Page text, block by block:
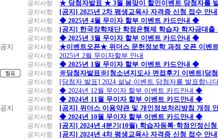
공지사항
★ 당첨자발표 ★ 3월 봄맞이 할인이벤트 당첨자를
공지사항
[공지] 2025년 2차 평생교육사 자격증 신청 접수 안내
공지사항
◆ 2025년 4월 무이자 할부 이벤트 카드안내 ◆
공지사항
[공지] 한국장학재단 학점은행제 학습자 학자금대출
공지사항
◆ 2025년 3월 무이자 할부 이벤트 카드안내 ◆
공지
공지사항
★이벤트오픈★ 위더스 문헌정보학 과정 오픈 이벤
공지사항
2025년 2월 무이자할부 안내
공지사항
◆ 2025년 1월 무이자 할부 이벤트 카드안내 ◆
공지사항
※당첨자발표※[청소년지도사 면접후기 이벤트]당
공지사항
[당첨자 발표] 2024 설날 이벤트 당첨자를 발표합니
공지사항
◆ 2024년 12월 무이자 할부 이벤트 카드안내 ◆
공지사항
◆ 2024년 11월 무이자 할부 이벤트 카드안내 ◆
공지
공지사항
[공지] 위더스 이용약관 및 개인정보처리방침 개정
공지사항
◆ 2024년 10월 무이자 할부 이벤트 카드안내 ◆
공지사항
[공지] 2024년 4분기(10월) 학습자등록·학점인정신
공지사항
[공지] 2024년 4차 평생교육사 자격증 신청 접수 안내